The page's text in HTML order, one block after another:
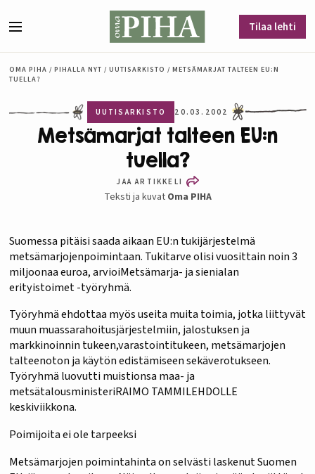
Tilaa lehti
OMA PIHA / PIHALLA NYT / UUTISARKISTO / METSÄMARJAT TALTEEN EU:N
TUELLA?
UUTISARKISTO 20.03.2002
Metsämarjat talteen EU:n
tuella?
JAA ARTIKKELI
Teksti ja kuvat Oma PIHA
Suomessa pitäisi saada aikaan EU:n tukijärjestelmä
metsämarjojenpoimintaan. Tukitarve olisi vuosittain noin 3
miljoonaa euroa, arvioiMetsämarja- ja sienialan
erityistoimet -työryhmä.
Työryhmä ehdottaa myös useita muita toimia, jotka liittyvät
muun muassarahoitusjärjestelmiin, jalostuksen ja
markkinoinnin tukeen,varastointitukeen, metsämarjojen
talteenoton ja käytön edistämiseen sekäverotukseen.
Työryhmä luovutti muistionsa maa- ja
metsätalousministeriRAIMO TAMMILEHDOLLE
keskiviikkona.
Poimijoita ei ole tarpeeksi
Metsämarjojen poimintahinta on selvästi laskenut Suomen